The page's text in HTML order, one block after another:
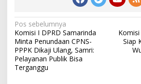
Navigasi
pos
Pos sebelumnya
Komisi I DPRD Samarinda
Minta Penundaan CPNS-
PPPK Dikaji Ulang, Samri:
Pelayanan Publik Bisa
Terganggu
Siap